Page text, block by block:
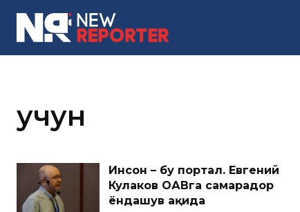
учун
Инсон – бу портал. Евгений
Кулаков ОАВга самарадор
ёндашув ҳақида